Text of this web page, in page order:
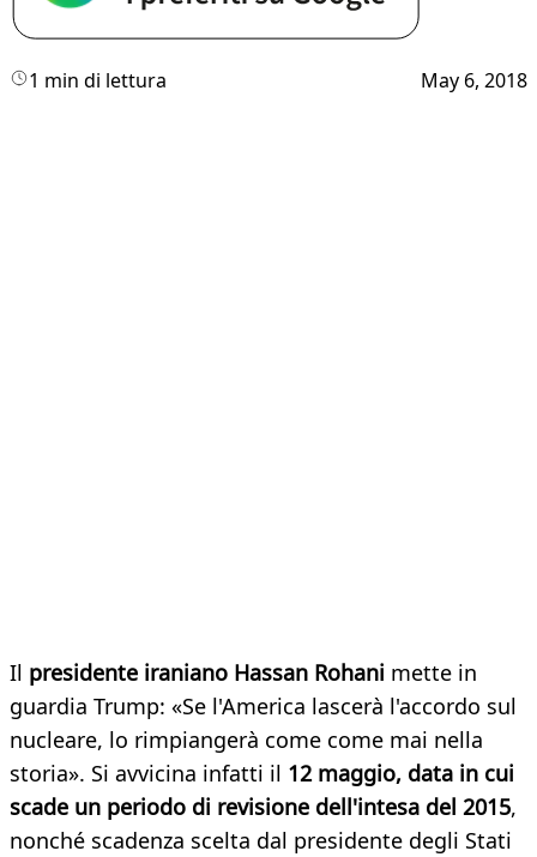
1 min di lettura May 6, 2018
Il presidente iraniano Hassan Rohani mette in
guardia Trump: «Se l'America lascerà l'accordo sul
nucleare, lo rimpiangerà come come mai nella
storia». Si avvicina infatti il 12 maggio, data in cui
scade un periodo di revisione dell'intesa del 2015,
nonché scadenza scelta dal presidente degli Stati